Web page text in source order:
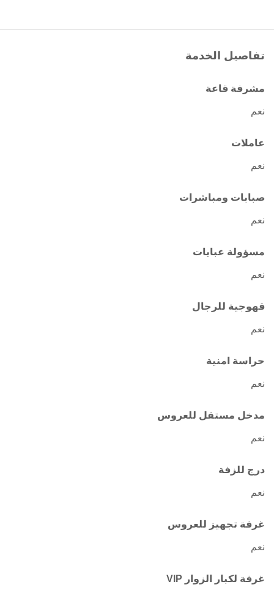
تفاصيل الخدمة
مشرفة قاعة
نعم
عاملات
نعم
صبابات ومباشرات
نعم
مسؤولة عبايات
نعم
قهوجية للرجال
نعم
حراسة امنية
نعم
مدخل مستقل للعروس
نعم
درج للزفة
نعم
غرفة تجهيز للعروس
نعم
غرفة لكبار الزوار VIP